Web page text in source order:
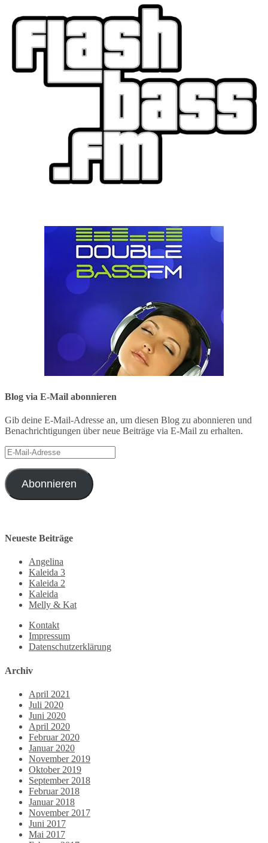
Blog via E-Mail abonnieren
Gib deine E-Mail-Adresse an, um diesen Blog zu abonnieren und
Benachrichtigungen über neue Beiträge via E-Mail zu erhalten.
E-
Mail-
Adresse
Abonnieren
Neueste Beiträge
Angelina
Kaleida 3
Kaleida 2
Kaleida
Melly & Kat
Kontakt
Impressum
Datenschutzerklärung
Archiv
April 2021
Juli 2020
Juni 2020
April 2020
Februar 2020
Januar 2020
November 2019
Oktober 2019
September 2018
Februar 2018
Januar 2018
November 2017
Juni 2017
Mai 2017